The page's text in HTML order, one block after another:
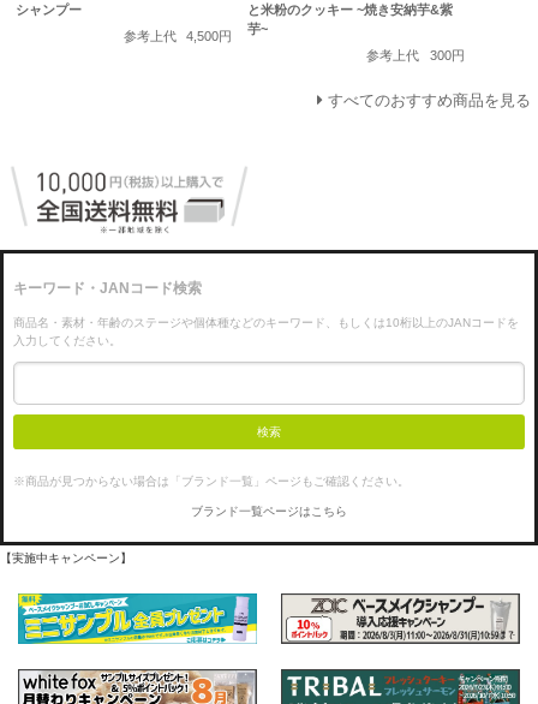
シャンプー
参考上代
4,500円
と米粉のクッキー ~焼き安納芋&紫
芋~
参考上代
300円
すべてのおすすめ商品を見る
キーワード・JANコード検索
商品名・素材・年齢のステージや個体種などのキーワード、もしくは10桁以上のJANコードを
入力してください。
検索
※商品が見つからない場合は「ブランド一覧」ページもご確認ください。
ブランド一覧ページはこちら
【実施中キャンペーン】